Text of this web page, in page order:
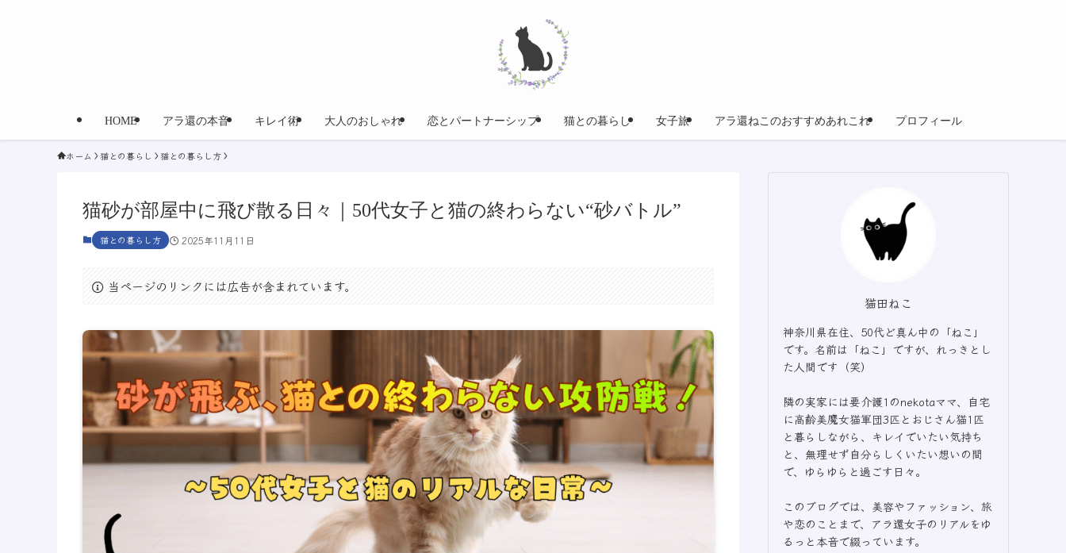
HOME アラ還の本音 キレイ術 大人のおしゃれ 恋とパートナーシップ 猫との暮らし 女子旅 アラ還ねこのおすすめあれこれ プロフィール
ホーム 猫との暮らし 猫との暮らし方
猫砂が部屋中に飛び散る日々｜50代女子と猫の終わらない“砂バトル”
猫との暮らし方 2025年11月11日
当ページのリンクには広告が含まれています。
猫田ねこ
神奈川県在住、50代ど真ん中の「ねこ」
です。名前は「ねこ」ですが、れっきとし
た人間です（笑）
隣の実家には要介護1のnekotaママ、自宅
に高齢美魔女猫軍団3匹とおじさん猫1匹
と暮らしながら、キレイでいたい気持ち
と、無理せず自分らしくいたい想いの間
で、ゆらゆらと過ごす日々。
このブログでは、美容やファッション、旅
や恋のことまで、アラ還女子のリアルをゆ
るっと本音で綴っています。